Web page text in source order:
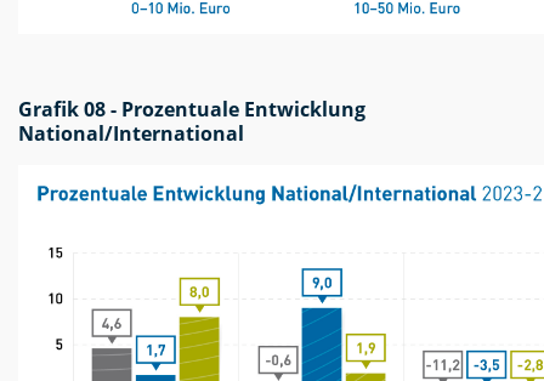
Grafik 08 - Prozentuale Entwicklung
National/International